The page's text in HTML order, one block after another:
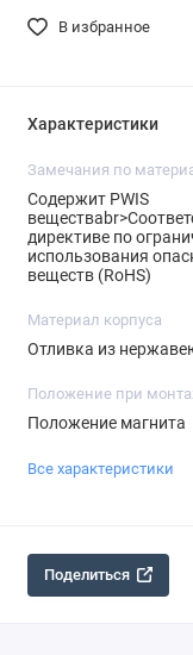
В избранное
Характеристики
Замечания по
Содержит PWIS
директиве по
использования
веществ (RoHS)
Материал корпуса
Отливка из
Положение при
Положение магнита
Все характеристики
Поделиться